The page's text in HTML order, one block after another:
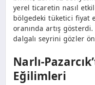
yerel ticaretin nasıl
bölgedeki tüketici fiyat
oranında artış
dalgalı seyrini gözler
Narlı-
Eğilimleri